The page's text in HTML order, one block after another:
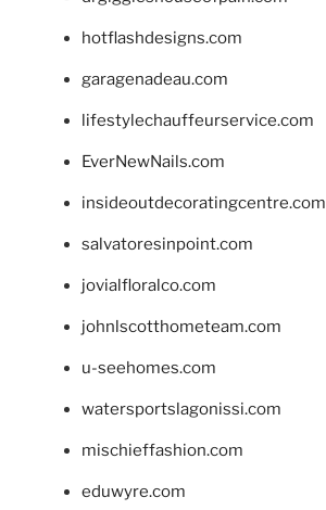
hotflashdesigns.com
garagenadeau.com
lifestylechauffeurservice.com
EverNewNails.com
insideoutdecoratingcentre.com
salvatoresinpoint.com
jovialfloralco.com
johnlscotthometeam.com
u-seehomes.com
watersportslagonissi.com
mischieffashion.com
eduwyre.com